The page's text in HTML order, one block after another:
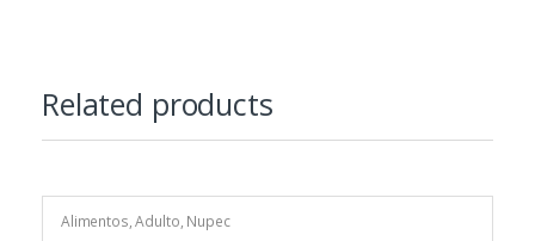
Related products
Alimentos,Adulto, Nupec